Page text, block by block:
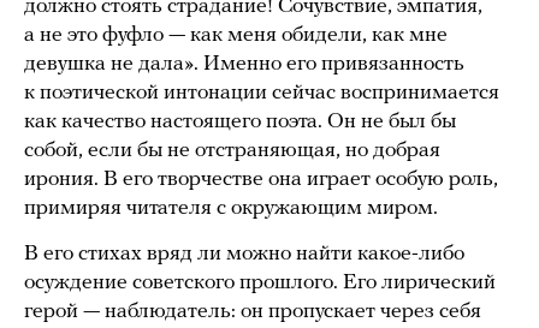
должно стоять страдание! Сочувствие, эмпатия,
а не это фуфло — как меня обидели, как мне
девушка не дала». Именно его привязанность
к поэтической интонации сейчас воспринимается
как качество настоящего поэта. Он не был бы
собой, если бы не отстраняющая, но добрая
ирония. В его творчестве она играет особую роль,
примиряя читателя с окружающим миром.
В его стихах вряд ли можно найти какое-либо
осуждение советского прошлого. Его лирический
герой — наблюдатель: он пропускает через себя